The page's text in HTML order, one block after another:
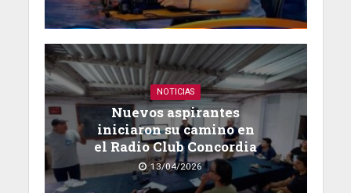
NOTICIAS
Nuevos aspirantes
iniciaron su camino en
el Radio Club Concordia
13/04/2026